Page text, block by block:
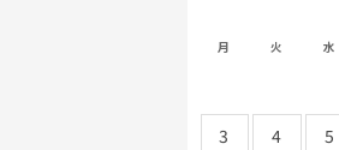
月 火 水
3
4 5